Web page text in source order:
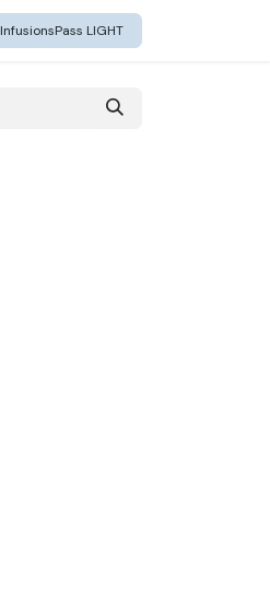
InfusionsPass LIGHT